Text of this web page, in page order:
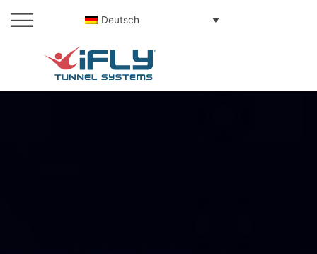
Deutsch